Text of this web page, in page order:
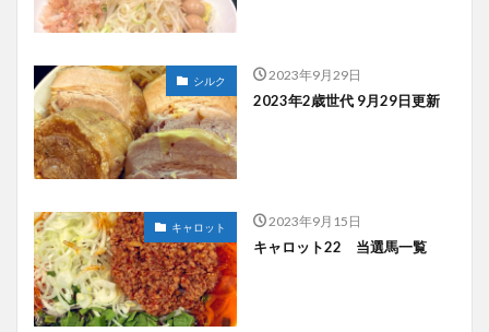
シルク 2023年9月29日
2023年2歳世代 9月29日更新
キャロット 2023年9月15日
キャロット22 当選馬一覧